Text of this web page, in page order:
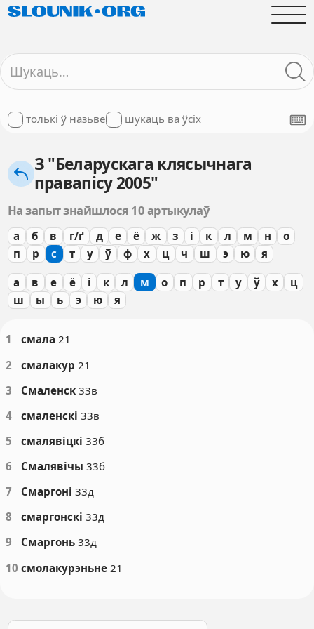
толькі ў назьве шукаць ва ўсіх
З "Беларускага клясычнага
правапісу 2005"
На запыт знайшлося 10 артыкулаў
а б в г/ґ д е ё ж з і к л м н
о
п
р с т у ў ф х ц ч ш э ю я
а в е ё і к л м о п р т у ў х
ц
ш
ы ь э ю я
1 смала 21
2
смалакур 21
3
Смаленск 33в
4
смаленскі 33в
5
смалявіцкі 33б
6
Смалявічы 33б
7
Смаргоні 33д
8
смаргонскі 33д
9
Смаргонь 33д
10 смолакурэньне 21